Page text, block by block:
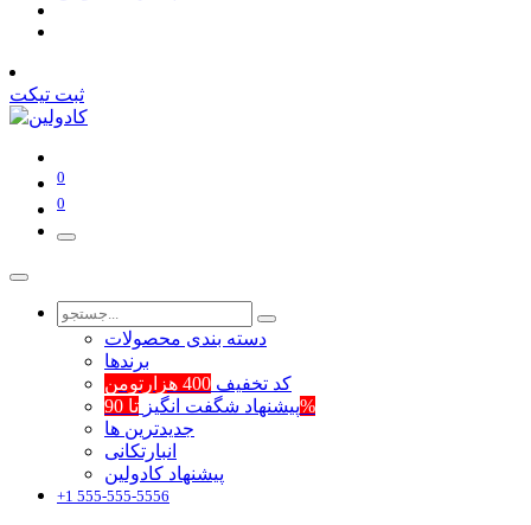
ثبت تیکت
0
0
دسته بندی محصولات
برند‌ها
کد تخفیف 400 هزارتومن
پیشنهاد شگفت انگیزتا 90%
جدیدترین ها
انبارتکانی
پیشنهاد کادولین
+1 555-555-5556